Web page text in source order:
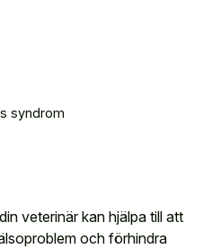
syndrom
veterinär kan hjälpa till att
och förhindra